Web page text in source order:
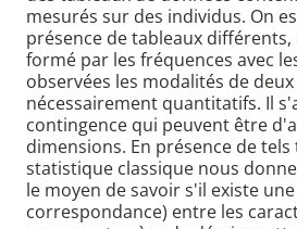
mesurés sur des individus. On
présence de tableaux
formé par les fréquences avec
observées les modalités de
nécessairement quantitatifs. Il
contingence qui peuvent être
dimensions. En présence de tels
statistique classique nous
le moyen de savoir s'il existe
correspondance) entre les